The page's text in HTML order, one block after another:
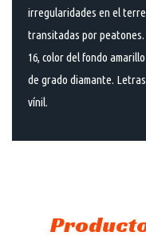
irregularidades en el
transitadas por peatones.
16, color del fondo
de grado diamante.
vínil.